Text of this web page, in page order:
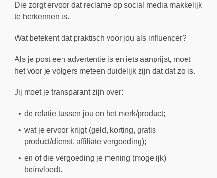
Die zorgt ervoor dat reclame op social media makkelijk
te herkennen is.
Wat betekent dat praktisch voor jou als influencer?
Als je post een advertentie is en iets aanprijst, moet
het voor je volgers meteen duidelijk zijn dat dat zo is.
Jij moet je transparant zijn over:
de relatie tussen jou en het merk/product;
wat je ervoor krijgt (geld, korting, gratis
product/dienst, affiliate vergoeding);
en of die vergoeding je mening (mogelijk)
beïnvloedt.